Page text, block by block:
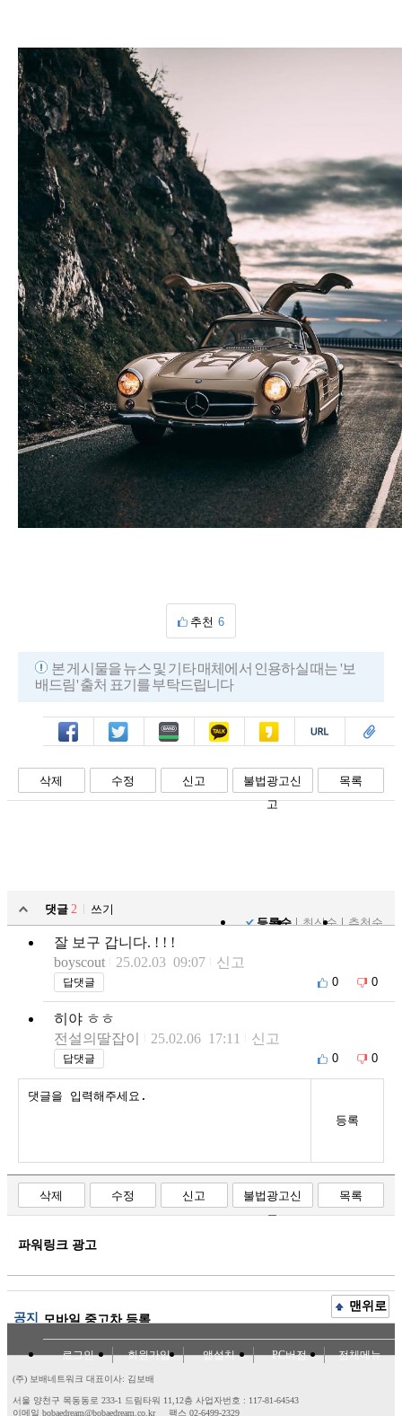
추천 6
본 게시물을 뉴스 및 기타 매체에서 인용하실 때는 '보
배드림' 출처 표기를 부탁드립니다
페북 트윗 밴드 카톡 카스 복사 스크랩
삭제 수정 신고
불법광고신
고
목록
댓글 2
쓰기
등록순
최신순 추천순
잘 보구 갑니다. ! ! !
boyscout
25.02.03 09:07 신고
답댓글 0 0
히야 ㅎㅎ
전설의딸잡이
25.02.06 17:11 신고
답댓글 0 0
등록
삭제 수정 신고
불법광고신
고
목록
파워링크 광고
공지 모바일 중고차 등록
맨위로
로그인 회원가입 앱설치 PC버전 전체메뉴
(주) 보배네트워크 대표이사: 김보배
서울 양천구 목동동로 233-1 드림타워 11,12층 사업자번호 : 117-81-64543
이메일 bobaedream@bobaedream.co.kr
팩스 02-6499-2329